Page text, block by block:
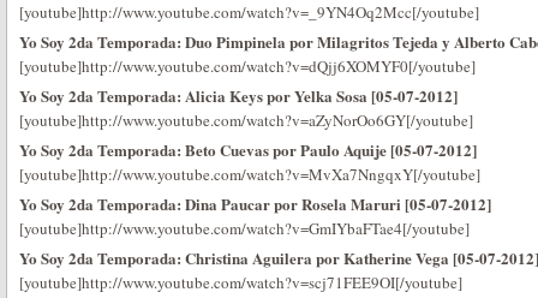
[youtube]http://www.youtube.com/watch?v=_9YN4Oq2Mcc[/youtube]
Yo Soy 2da Temporada: Duo Pimpinela por Milagritos Tejeda y Alberto
[youtube]http://www.youtube.com/watch?v=dQjj6XOMYF0[/youtube]
Yo Soy 2da Temporada: Alicia Keys por Yelka Sosa [05-07-2012]
[youtube]http://www.youtube.com/watch?v=aZyNorOo6GY[/youtube]
Yo Soy 2da Temporada: Beto Cuevas por Paulo Aquije [05-07-2012]
[youtube]http://www.youtube.com/watch?v=MvXa7NngqxY[/youtube]
Yo Soy 2da Temporada: Dina Paucar por Rosela Maruri [05-07-2012]
[youtube]http://www.youtube.com/watch?v=GmIYbaFTae4[/youtube]
Yo Soy 2da Temporada: Christina Aguilera por Katherine Vega [05-07-2012]
[youtube]http://www.youtube.com/watch?v=scj71FEE9OI[/youtube]